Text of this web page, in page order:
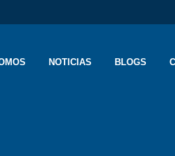
NOTICIAS BLOGS